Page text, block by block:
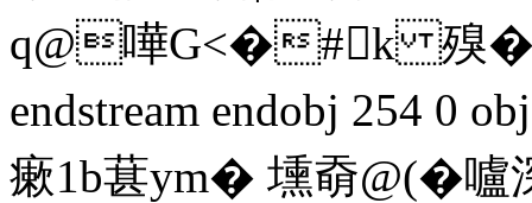
q@嘩G<�#k 殠
endstream endobj 254 0
瘶1b葚ym� 壎奣@(�